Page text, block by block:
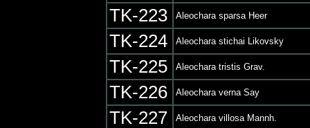
TK-223 Aleochara sparsa Heer
TK-224 Aleochara stichai Likovsky
TK-225 Aleochara tristis Grav.
TK-226 Aleochara verna Say
TK-227 Aleochara villosa Mannh.